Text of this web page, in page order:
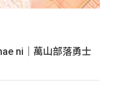
ni｜萬山部落勇士